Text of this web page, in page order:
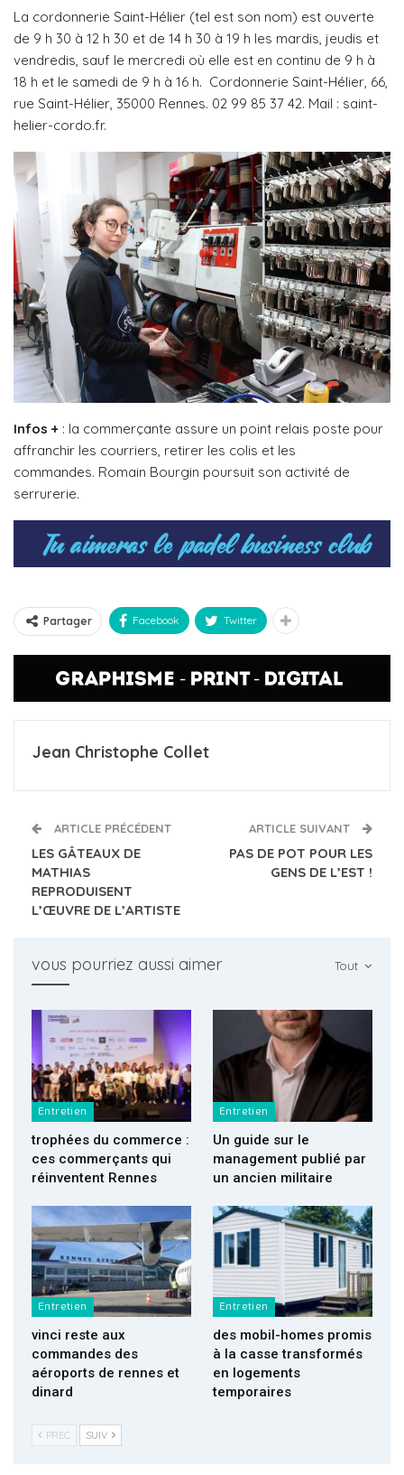
La cordonnerie Saint-Hélier (tel est son nom) est ouverte
de 9 h 30 à 12 h 30 et de 14 h 30 à 19 h les mardis, jeudis et
vendredis, sauf le mercredi où elle est en continu de 9 h à
18 h et le samedi de 9 h à 16 h. Cordonnerie Saint-Hélier, 66,
rue Saint-Hélier, 35000 Rennes. 02 99 85 37 42. Mail : saint-
helier-cordo.fr.
Infos + : la commerçante assure un point relais poste pour
affranchir les courriers, retirer les colis et les
commandes. Romain Bourgin poursuit son activité de
serrurerie.
Partager Facebook Twitter
Jean Christophe Collet
ARTICLE PRÉCÉDENT
LES GÂTEAUX DE
MATHIAS
REPRODUISENT
L’ŒUVRE DE L’ARTISTE
ARTICLE SUIVANT
PAS DE POT POUR LES
GENS DE L’EST !
Tout
vous pourriez aussi aimer
Entretien
trophées du commerce :
ces commerçants qui
réinventent Rennes
Entretien
Un guide sur le
management publié par
un ancien militaire
Entretien
vinci reste aux
commandes des
aéroports de rennes et
dinard
Entretien
des mobil-homes promis
à la casse transformés
en logements
temporaires
PREC SUIV